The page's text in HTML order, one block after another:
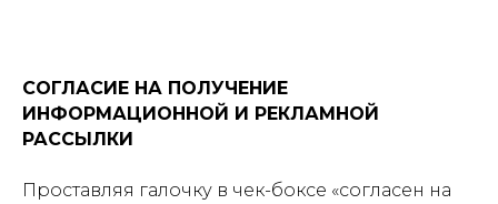
СОГЛАСИЕ НА ПОЛУЧЕНИЕ
ИНФОРМАЦИОННОЙ И РЕКЛАМНОЙ
РАССЫЛКИ
Проставляя галочку в чек-боксе «согласен на